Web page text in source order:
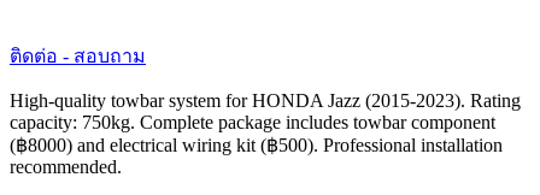
ติดต่อ - สอบถาม
High-quality towbar system for HONDA Jazz (2015-2023). Rating
capacity: 750kg. Complete package includes towbar component
(฿8000) and electrical wiring kit (฿500). Professional installation
recommended.